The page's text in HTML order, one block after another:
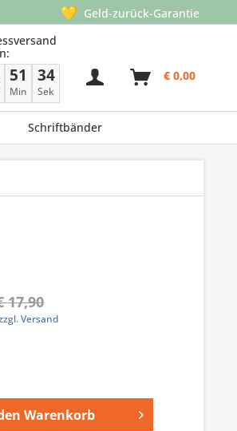
💛 Geld-zurück-Garantie
51
Min
34
Sek
€ 0,00
Schriftbänder
17,90
Versand
Warenkorb